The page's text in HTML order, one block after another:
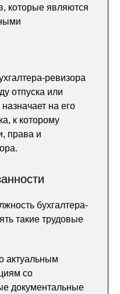
которые являются
ревизора
отпуска или
на его
к которому
права и
бухгалтера-
такие трудовые
актуальным
со
документальные